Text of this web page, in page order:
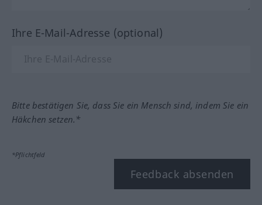
Ihre E-Mail-Adresse (optional)
Bitte bestätigen Sie, dass Sie ein Mensch sind, indem Sie ein
Häkchen setzen.*
*Pflichtfeld
Feedback absenden